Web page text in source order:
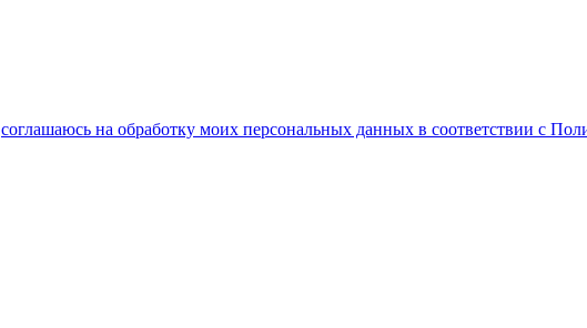
соглашаюсь на обработку моих персональных данных в соответствии с